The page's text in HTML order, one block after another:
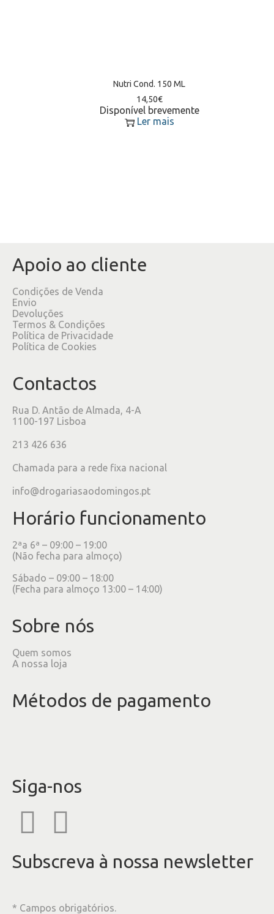
Nutri Cond. 150 ML
14,50€
Disponível brevemente
Ler mais
Apoio ao cliente
Condições de Venda
Envio
Devoluções
Termos & Condições
Política de Privacidade
Política de Cookies
Contactos
Rua D. Antão de Almada, 4-A
1100-197 Lisboa
213 426 636
Chamada para a rede fixa nacional
info@drogariasaodomingos.pt
Horário funcionamento
2ªa 6ª – 09:00 – 19:00
(Não fecha para almoço)
Sábado – 09:00 – 18:00
(Fecha para almoço 13:00 – 14:00)
Sobre nós
Quem somos
A nossa loja
Métodos de pagamento
Siga-nos
Subscreva à nossa newsletter
* Campos obrigatórios.